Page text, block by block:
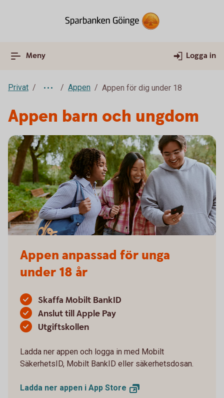
Meny Logga in
Privat Appen Appen för dig under 18
Appen barn och ungdom
Appen anpassad för unga
under 18 år
Skaffa Mobilt BankID
Anslut till Apple Pay
Utgiftskollen
Ladda ner appen och logga in med Mobilt
SäkerhetsID, Mobilt BankID eller säkerhetsdosan.
Ladda ner appen i App Store